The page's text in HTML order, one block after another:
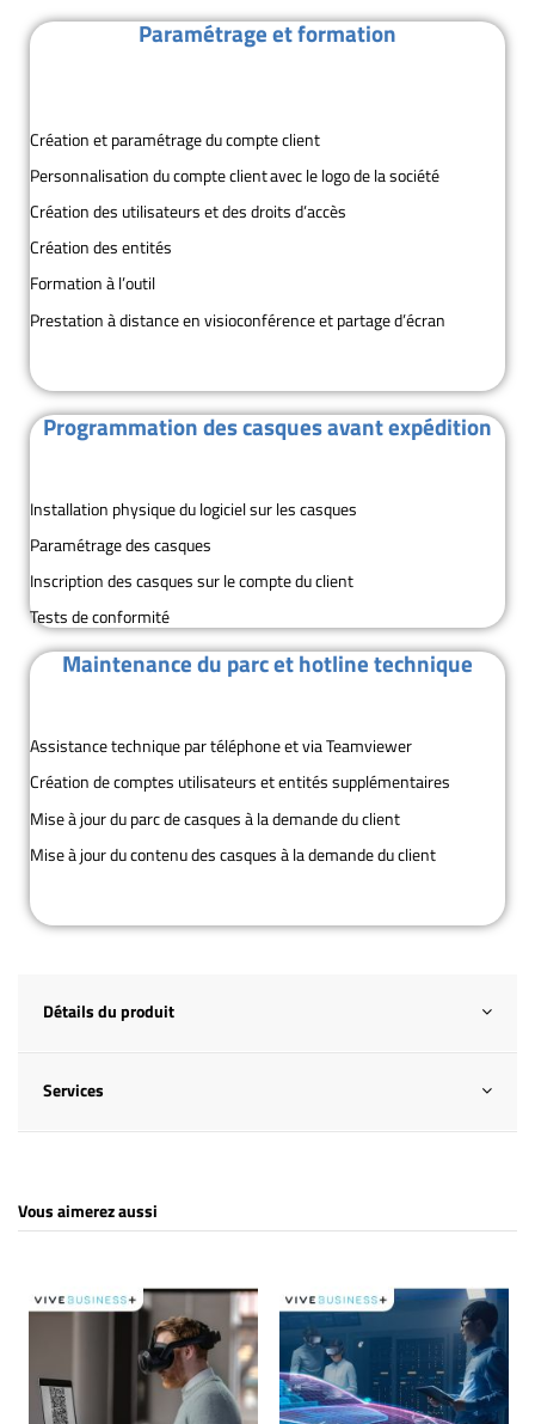
Paramétrage et formation
Création et paramétrage du compte client
Personnalisation du compte client avec le logo de la société
Création des utilisateurs et des droits d’accès
Création des entités
Formation à l’outil
Prestation à distance en visioconférence et partage d’écran
Programmation des casques avant expédition
Installation physique du logiciel sur les casques
Paramétrage des casques
Inscription des casques sur le compte du client
Tests de conformité
Maintenance du parc et hotline technique
Assistance technique par téléphone et via Teamviewer
Création de comptes utilisateurs et entités supplémentaires
Mise à jour du parc de casques à la demande du client
Mise à jour du contenu des casques à la demande du client
Détails du produit
Services
Vous aimerez aussi